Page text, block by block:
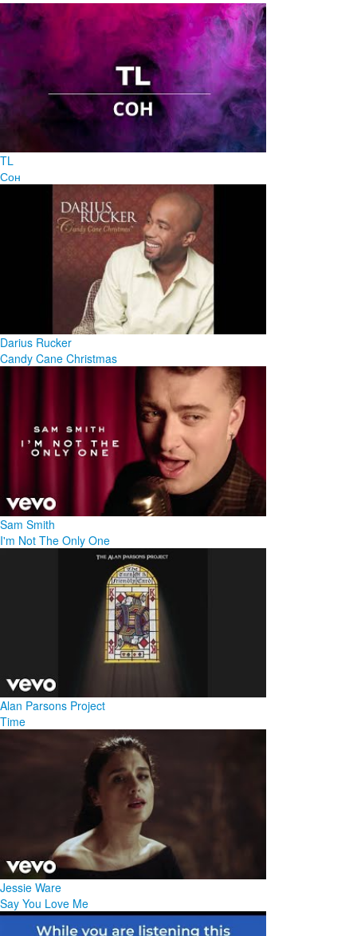
TL
Сон
Darius Rucker
Candy Cane Christmas
Sam Smith
I'm Not The Only One
Alan Parsons Project
Time
Jessie Ware
Say You Love Me